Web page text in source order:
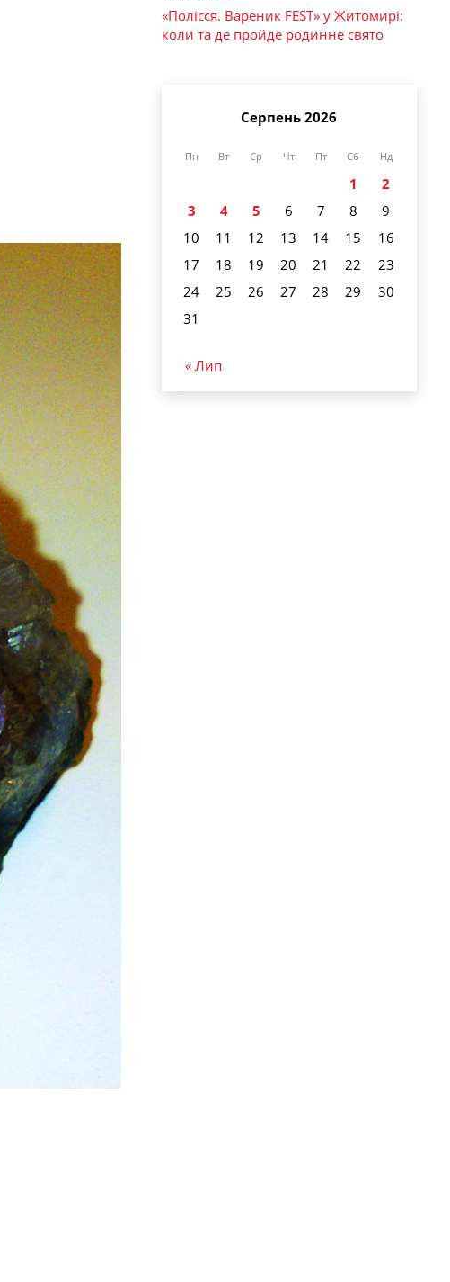
«Полісся. Вареник FEST» у Житомирі:
коли та де пройде родинне свято
Серпень 2026
Пн Вт Ср Чт Пт Сб Нд
1
2
3
4 5 6 7 8
9
10
11 12 13 14 15
16
17
18 19 20 21 22
23
24
25 26 27 28 29
30
31
« Лип